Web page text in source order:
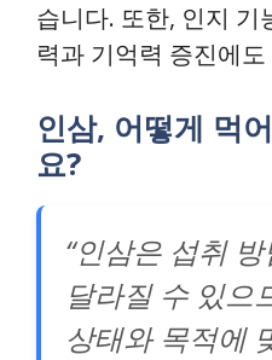
습니다. 또한, 인지 기
력과 기억력 증진에
인삼, 어떻게 먹
요?
“인삼은 섭취
달라질 수 있으
상태와 목적에